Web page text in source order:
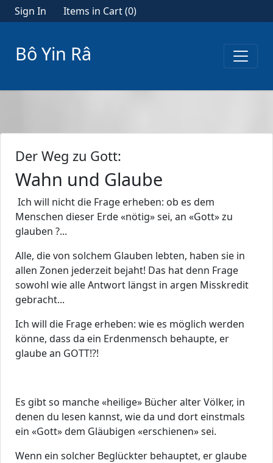
Sign In Items in Cart (0)
Bô Yin Râ
Der Weg zu Gott:
Wahn und Glaube
Ich will nicht die Frage erheben: ob es dem
Menschen dieser Erde «nötig» sei, an «Gott» zu
glauben ?...
Alle, die von solchem Glauben lebten, haben sie in
allen Zonen jederzeit bejaht! Das hat denn Frage
sowohl wie alle Antwort längst in argen Misskredit
gebracht...
Ich will die Frage erheben: wie es möglich werden
könne, dass da ein Erdenmensch behaupte, er
glaube an GOTT!?!
Es gibt so manche «heilige» Bücher alter Völker, in
denen du lesen kannst, wie da und dort einstmals
ein «Gott» dem Gläubigen «erschienen» sei.
Wenn ein solcher Beglückter behauptet, er glaube